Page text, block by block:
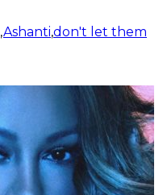
,Ashanti,don't let them